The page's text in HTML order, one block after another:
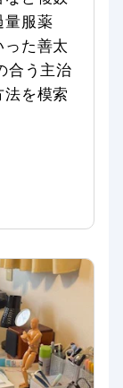
量服薬
った善太
合う主治
を模索